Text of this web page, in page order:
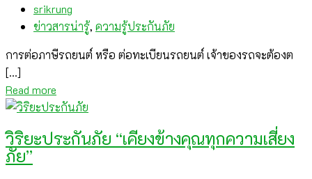
srikrung
ข่าวสารน่ารู้, ความรู้ประกันภัย
การต่อภาษีรถยนต์ หรือ ต่อทะเบียนรถยนต์ เจ้าของรถจะต้องต
[…]
Read more
วิริยะประกันภัย “เคียงข้างคุณทุกความเสี่ยง
ภัย”